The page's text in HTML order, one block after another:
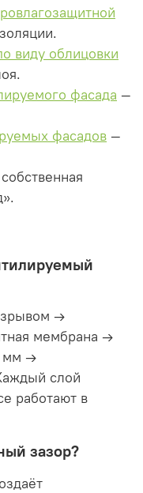
виду облицовки
фасада —
фасадов —
→
мембрана →
мм →
слой
работают в
зазор?